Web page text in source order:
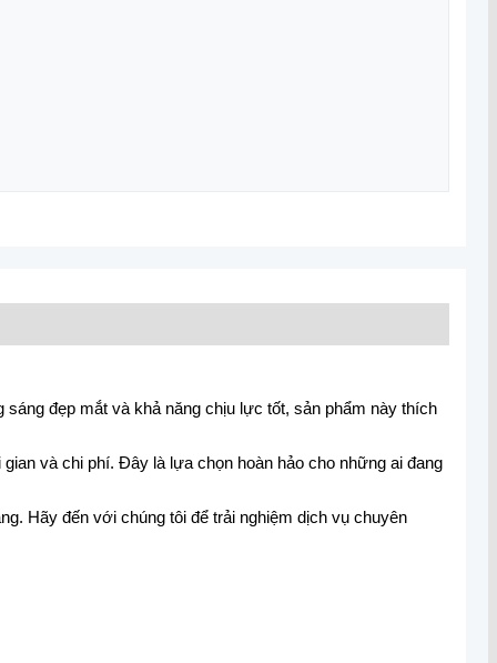
đẹp mắt và khả năng chịu lực tốt, sản phẩm này thích
và chi phí. Đây là lựa chọn hoàn hảo cho những ai đang
Hãy đến với chúng tôi để trải nghiệm dịch vụ chuyên